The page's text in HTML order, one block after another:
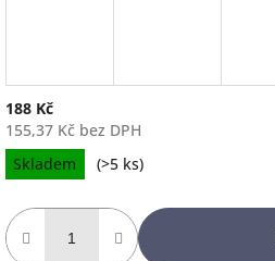
188 Kč
155,37 Kč bez DPH
Měrná
cena:
Skladem (>5 ks)